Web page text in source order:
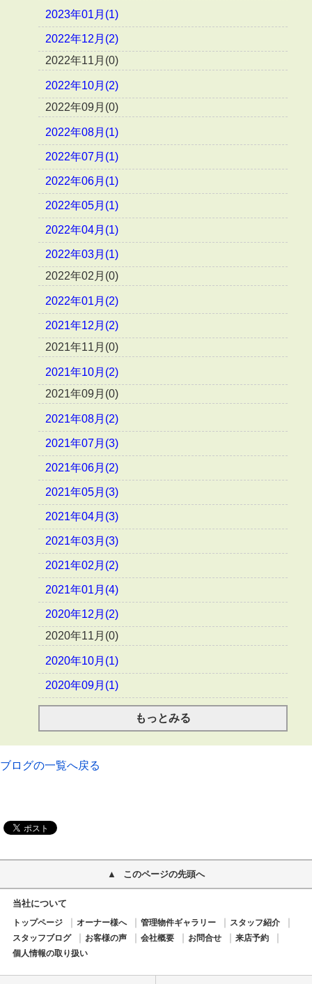
2023年01月(1)
2022年12月(2)
2022年11月(0)
2022年10月(2)
2022年09月(0)
2022年08月(1)
2022年07月(1)
2022年06月(1)
2022年05月(1)
2022年04月(1)
2022年03月(1)
2022年02月(0)
2022年01月(2)
2021年12月(2)
2021年11月(0)
2021年10月(2)
2021年09月(0)
2021年08月(2)
2021年07月(3)
2021年06月(2)
2021年05月(3)
2021年04月(3)
2021年03月(3)
2021年02月(2)
2021年01月(4)
2020年12月(2)
2020年11月(0)
2020年10月(1)
2020年09月(1)
もっとみる
ブログの一覧へ戻る
このページの先頭へ
当社について
トップページ オーナー様へ 管理物件ギャラリー
スタッフ紹介
スタッフブログ
お客様の声 会社概要 お問合せ
来店予約
個人情報の取り扱い